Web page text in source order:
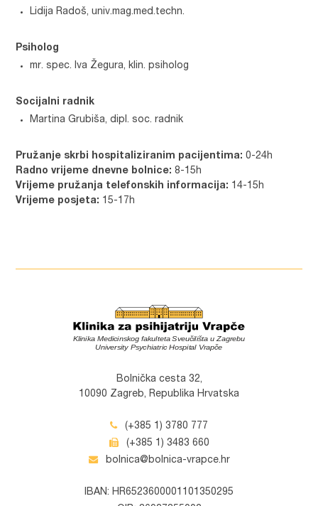
Lidija Radoš, univ.mag.med.techn.
Psiholog
mr. spec. Iva Žegura, klin. psiholog
Socijalni radnik
Martina Grubiša, dipl. soc. radnik
Pružanje skrbi hospitaliziranim pacijentima: 0-24h
Radno vrijeme dnevne bolnice: 8-15h
Vrijeme pružanja telefonskih informacija: 14-15h
Vrijeme posjeta: 15-17h
Bolnička cesta 32,
10090 Zagreb, Republika Hrvatska
(+385 1) 3780 777
(+385 1) 3483 660
bolnica@bolnica-vrapce.hr
IBAN: HR6523600001101350295